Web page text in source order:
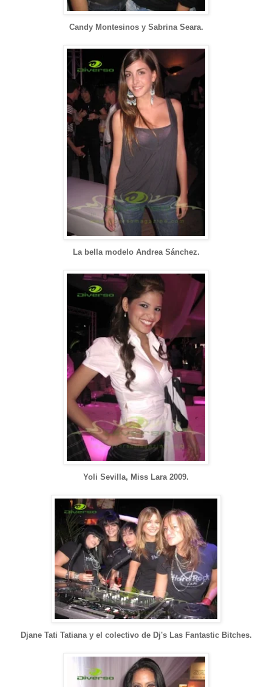
Candy Montesinosy Sabrina Seara.
La bella modelo Andrea Sánchez.
Yoli Sevilla, Miss Lara 2009.
Djane Tati Tatiana y el colectivo de Dj's Las Fantastic Bitches.